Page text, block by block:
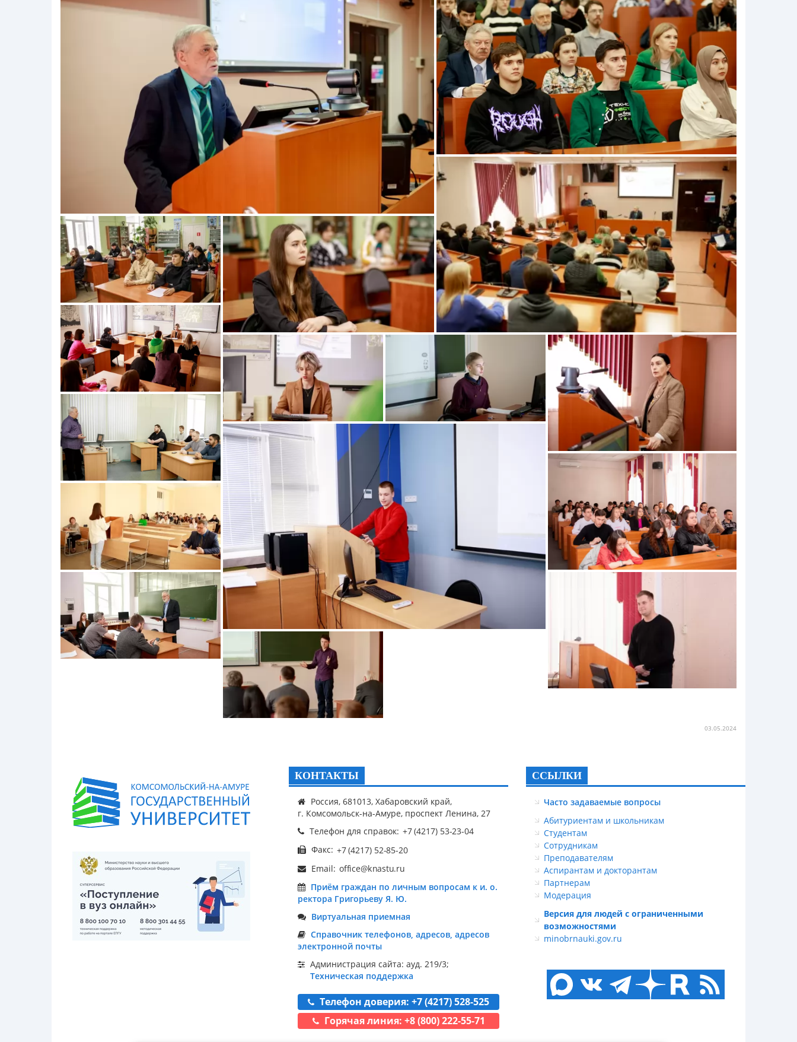
03.05.2024
КОНТАКТЫ
Россия, 681013, Хабаровский край,
г. Комсомольск-на-Амуре, проспект Ленина, 27
Телефон для справок:
Факс:
Email:
Приём граждан по личным вопросам к и. о.
ректора Григорьеву Я. Ю.
Виртуальная приемная
Справочник телефонов, адресов, адресов
электронной почты
Администрация сайта: ауд. 219/3;
Техническая поддержка
Телефон доверия: +7 (4217) 528-525
Горячая линия: +8 (800) 222-55-71
ССЫЛКИ
Часто задаваемые вопросы
Абитуриентам и школьникам
Студентам
Сотрудникам
Преподавателям
Аспирантам и докторантам
Партнерам
Модерация
Версия для людей с ограниченными
возможностями
minobrnauki.gov.ru